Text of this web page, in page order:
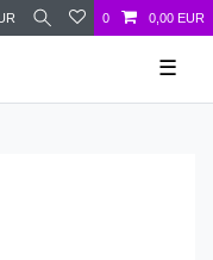
0 0,00 EUR
☰